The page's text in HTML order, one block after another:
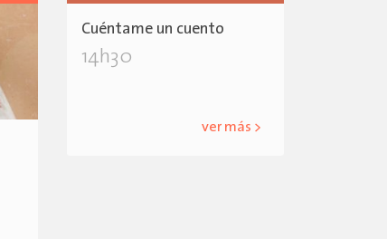
Cuéntame un cuento
14h30
ver más >